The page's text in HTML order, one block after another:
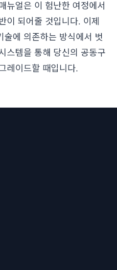
뉴얼은 이 험난한 여정에서
이 되어줄 것입니다. 이제
에 의존하는 방식에서 벗
스템을 통해 당신의 공동구
레이드할 때입니다.